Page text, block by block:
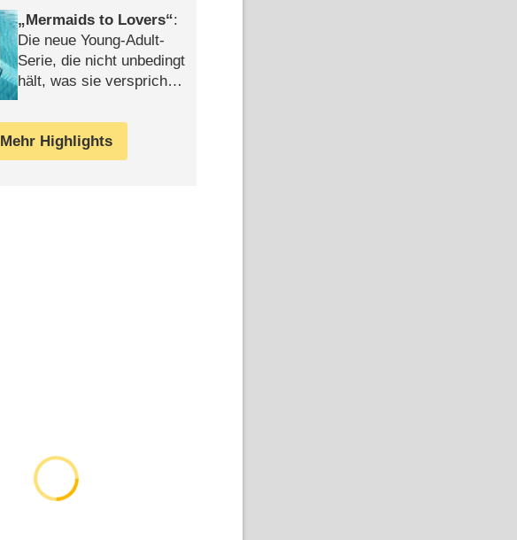
Mermaids to Lovers :
Die neue Young-Adult-
Serie, die nicht unbedingt
hält, was sie verspricht –
Mehr Highlights